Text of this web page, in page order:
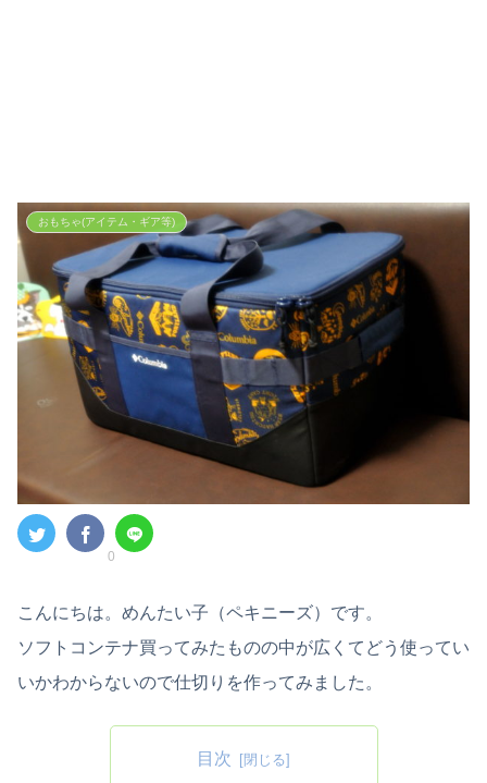
おもちゃ(アイテム・ギア等)
0
こんにちは。めんたい子（ペキニーズ）です。
ソフトコンテナ買ってみたものの中が広くてどう使ってい
いかわからないので仕切りを作ってみました。
目次